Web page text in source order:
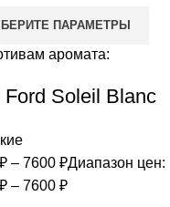
ПАРАМЕТРЫ
аромата:
Ford Soleil Blanc
₽ – 7600 ₽Диапазон цен:
– 7600 ₽